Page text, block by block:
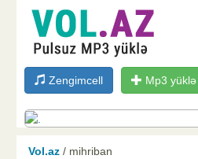
Zengimcell Mp3 yüklə
Vol.az / mihriban